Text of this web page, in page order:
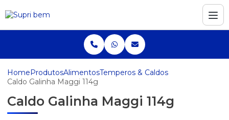
HomeProdutosAlimentosTemperos & Caldos
Caldo Galinha Maggi 114g
Caldo Galinha Maggi 114g